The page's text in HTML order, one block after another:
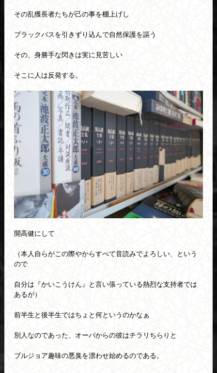
その乱獲長者たちが己の事を棚上げし
ブラックバスを引きずり込んで自然保護を謳う
その、身勝手な閃きは実に見苦しい
そこに人は反発する。
開高健にして
（本人自らがこの際やからすべて音読みでよろしい、という
ので
自分は『かいこうけん』と言い張っている熱烈な支持者では
あるが）
前半生と後半生ではちょと何というのかなぁ
別人なのであった、オーパからの彼はチラリちらりと
ブルジョア趣味の悪臭を漂わせ始めるのである。